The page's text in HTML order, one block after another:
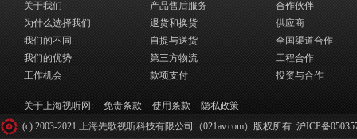
关于我们
为什么选择我们
我们的不同
我们的优势
工作机会
产品售后服务
退货和换货
自提与送货
第三方物流
款项支付
合作伙伴
供应商
全国渠道合作
工程合作
投资与合作
关于上海视听网: 免责条款 使用条款
隐私政策
(c) 2003-2021 上海先歌视听科技有限公司（021av.com）版权所有 沪ICP备